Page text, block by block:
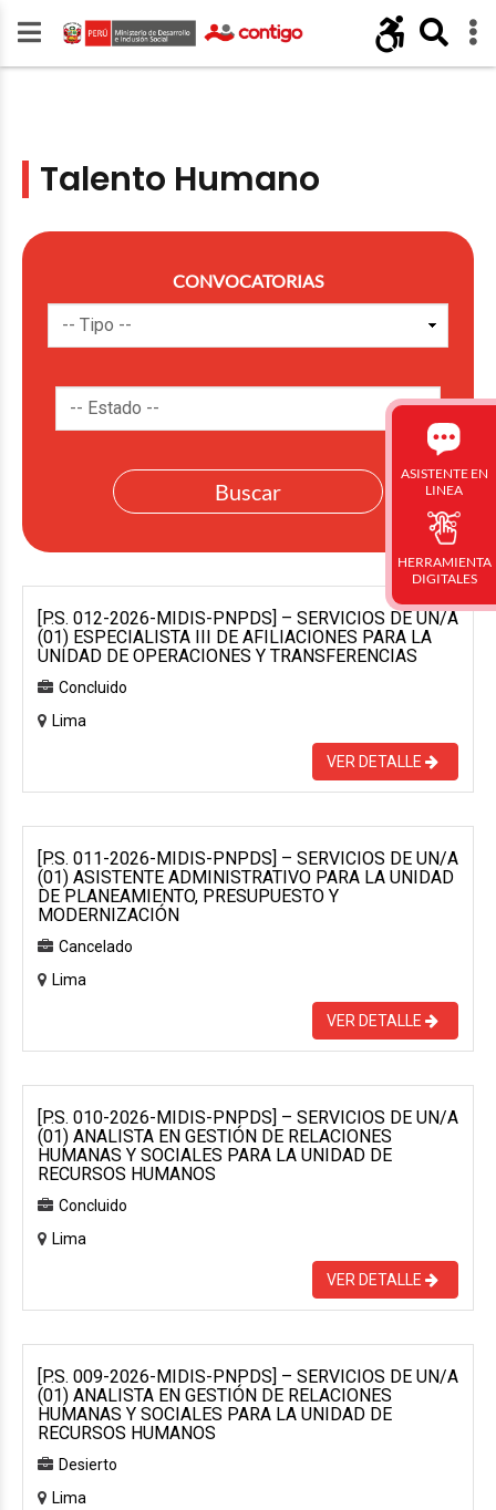
Talento Humano
CONVOCATORIAS
[P.S. 012-2026-MIDIS-PNPDS] – SERVICIOS DE UN/A
(01) ESPECIALISTA III DE AFILIACIONES PARA LA
UNIDAD DE OPERACIONES Y TRANSFERENCIAS
Concluido
Lima
VER DETALLE
[P.S. 011-2026-MIDIS-PNPDS] – SERVICIOS DE UN/A
(01) ASISTENTE ADMINISTRATIVO PARA LA UNIDAD
DE PLANEAMIENTO, PRESUPUESTO Y
MODERNIZACIÓN
Cancelado
Lima
VER DETALLE
[P.S. 010-2026-MIDIS-PNPDS] – SERVICIOS DE UN/A
(01) ANALISTA EN GESTIÓN DE RELACIONES
HUMANAS Y SOCIALES PARA LA UNIDAD DE
RECURSOS HUMANOS
Concluido
Lima
VER DETALLE
[P.S. 009-2026-MIDIS-PNPDS] – SERVICIOS DE UN/A
(01) ANALISTA EN GESTIÓN DE RELACIONES
HUMANAS Y SOCIALES PARA LA UNIDAD DE
RECURSOS HUMANOS
Desierto
Lima
ASISTENTE EN
LINEA
HERRAMIENTA
DIGITALES